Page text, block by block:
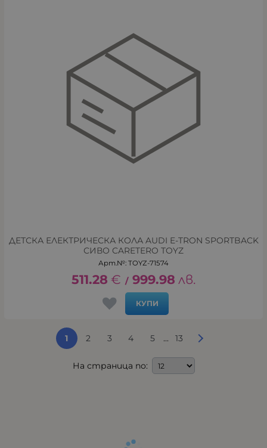
ДЕТСКА ЕЛЕКТРИЧЕСКА КОЛА AUDI E-TRON SPORTBACK
СИВО CARETERO TOYZ
Арт.№: TOYZ-71574
511.28 € / 999.98 лв.
КУПИ
1 2 3 4 5 ... 13
На страница по: